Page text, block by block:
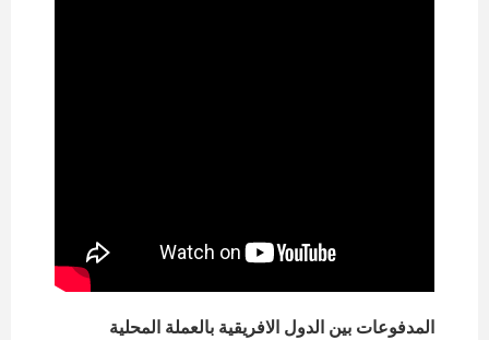
المدفوعات بين الدول الافريقية بالعملة المحلية